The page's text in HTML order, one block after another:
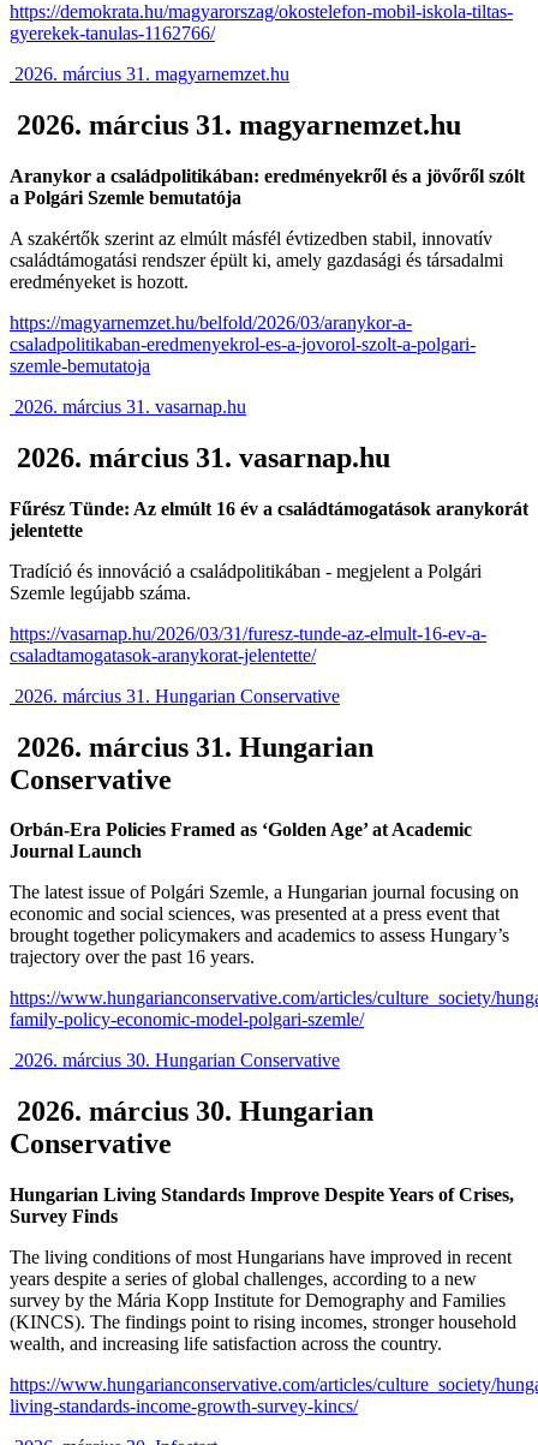
https://demokrata.hu/magyarorszag/okostelefon-mobil-iskola-tiltas-
gyerekek-tanulas-1162766/
2026. március 31. magyarnemzet.hu
2026. március 31. magyarnemzet.hu
Aranykor a családpolitikában: eredményekről és a jövőről szólt
a Polgári Szemle bemutatója
A szakértők szerint az elmúlt másfél évtizedben stabil, innovatív
családtámogatási rendszer épült ki, amely gazdasági és társadalmi
eredményeket is hozott.
https://magyarnemzet.hu/belfold/2026/03/aranykor-a-
csaladpolitikaban-eredmenyekrol-es-a-jovorol-szolt-a-polgari-
szemle-bemutatoja
2026. március 31. vasarnap.hu
2026. március 31. vasarnap.hu
Fűrész Tünde: Az elmúlt 16 év a családtámogatások aranykorát
jelentette
Tradíció és innováció a családpolitikában - megjelent a Polgári
Szemle legújabb száma.
https://vasarnap.hu/2026/03/31/furesz-tunde-az-elmult-16-ev-a-
csaladtamogatasok-aranykorat-jelentette/
2026. március 31. Hungarian Conservative
2026. március 31. Hungarian
Conservative
Orbán-Era Policies Framed as ‘Golden Age’ at Academic
Journal Launch
The latest issue of Polgári Szemle, a Hungarian journal focusing on
economic and social sciences, was presented at a press event that
brought together policymakers and academics to assess Hungary’s
trajectory over the past 16 years.
https://www.hungarianconservative.com/articles/culture_society/
family-policy-economic-model-polgari-szemle/
2026. március 30. Hungarian Conservative
2026. március 30. Hungarian
Conservative
Hungarian Living Standards Improve Despite Years of Crises,
Survey Finds
The living conditions of most Hungarians have improved in recent
years despite a series of global challenges, according to a new
survey by the Mária Kopp Institute for Demography and Families
(KINCS). The findings point to rising incomes, stronger household
wealth, and increasing life satisfaction across the country.
https://www.hungarianconservative.com/articles/culture_society/
living-standards-income-growth-survey-kincs/